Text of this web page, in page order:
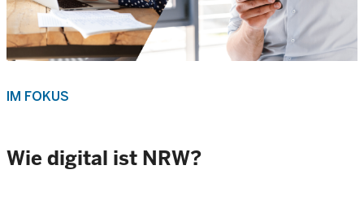
IM FOKUS
Wie digital ist NRW?